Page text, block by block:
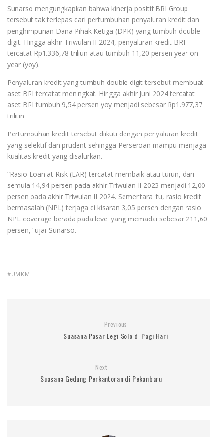
Sunarso mengungkapkan bahwa kinerja positif BRI Group
tersebut tak terlepas dari pertumbuhan penyaluran kredit dan
penghimpunan Dana Pihak Ketiga (DPK) yang tumbuh double
digit. Hingga akhir Triwulan II 2024, penyaluran kredit BRI
tercatat Rp1.336,78 triliun atau tumbuh 11,20 persen year on
year (yoy).
Penyaluran kredit yang tumbuh double digit tersebut membuat
aset BRI tercatat meningkat. Hingga akhir Juni 2024 tercatat
aset BRI tumbuh 9,54 persen yoy menjadi sebesar Rp1.977,37
triliun.
Pertumbuhan kredit tersebut diikuti dengan penyaluran kredit
yang selektif dan prudent sehingga Perseroan mampu menjaga
kualitas kredit yang disalurkan.
“Rasio Loan at Risk (LAR) tercatat membaik atau turun, dari
semula 14,94 persen pada akhir Triwulan II 2023 menjadi 12,00
persen pada akhir Triwulan II 2024. Sementara itu, rasio kredit
bermasalah (NPL) terjaga di kisaran 3,05 persen dengan rasio
NPL coverage berada pada level yang memadai sebesar 211,60
persen,” ujar Sunarso.
UMKM
Previous
Suasana Pasar Legi Solo di Pagi Hari
Next
Suasana Gedung Perkantoran di Pekanbaru